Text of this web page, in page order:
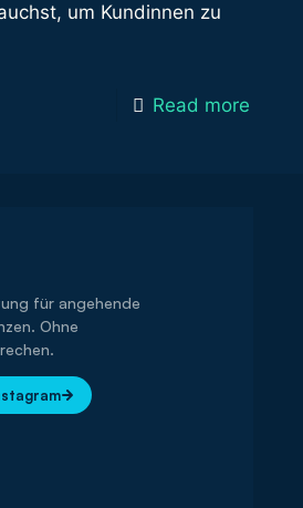
um Kundinnen zu
Read more
für angehende
Ohne